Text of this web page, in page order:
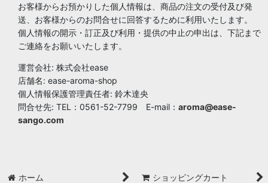
お客様からお預かりした個人情報は、商品の注文の受付及び発
送、お客様からのお問合せに回答するために利用いたします。
個人情報の開示・訂正及び利用・提供の中止の申出は、下記まで
ご連絡をお願いいたします。
運営会社: 株式会社ease
店舗名: ease-aroma-shop
個人情報保護管理責任者: 鈴木達央
問合せ先: TEL：0561-52-7799 E-mail： aroma@ease-
sango.com
ホーム ショッピングカート